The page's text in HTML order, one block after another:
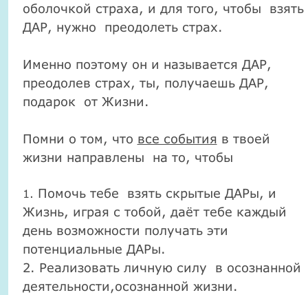
оболочкой страха, и для того, чтобы взять
ДАР, нужно преодолеть страх.
Именно поэтому он и называется ДАР,
преодолев страх, ты, получаешь ДАР,
подарок от Жизни.
Помни о том, что все события в твоей
жизни направлены на то, чтобы
1. Помочь тебе взять скрытые ДАРы, и
Жизнь, играя с тобой, даёт тебе каждый
день возможности получать эти
потенциальные ДАРы.
2. Реализовать личную силу в осознанной
деятельности,осознанной жизни.